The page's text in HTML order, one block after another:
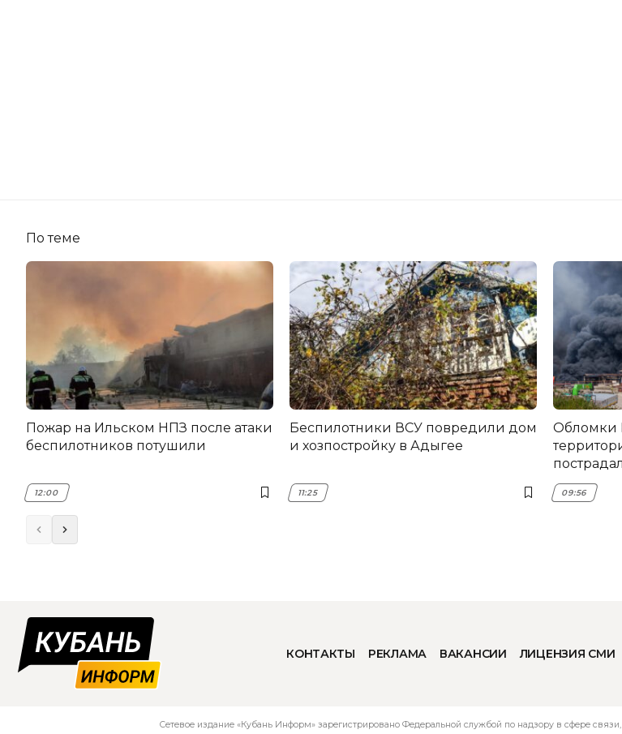
По теме
Пожар на Ильском НПЗ после атаки
беспилотников потушили
12:00
Беспилотники ВСУ повредили дом
и хозпостройку в Адыгее
11:25
Обломки
09:56
КОНТАКТЫ РЕКЛАМА ВАКАНСИИ ЛИЦЕНЗИЯ СМИ
Сетевое издание «Кубань Информ» зарегистрировано Федеральной службой по надзору в сфере